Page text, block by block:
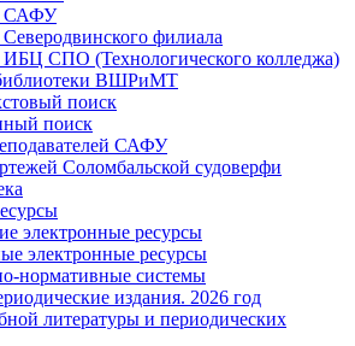
САФУ
филиала
ИБЦ СПО (Технологического колледжа)
ВШРиМТ
поиск
поиск
САФУ
Соломбальской судоверфи
электронные ресурсы
электронные ресурсы
нормативные системы
издания. 2026 год
литературы и периодических